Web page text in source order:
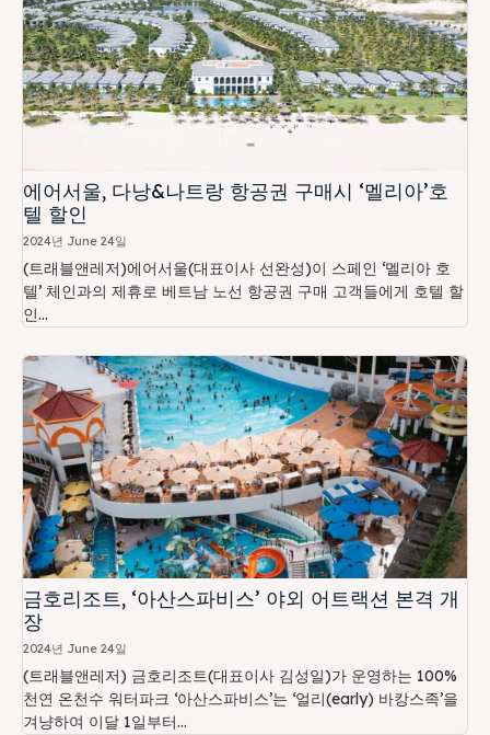
에어서울, 다낭&나트랑 항공권 구매시 ‘멜리아’호
텔 할인
2024년 June 24일
(트래블앤레저)에어서울(대표이사 선완성)이 스페인 ‘멜리아 호
텔’ 체인과의 제휴로 베트남 노선 항공권 구매 고객들에게 호텔 할
인...
금호리조트, ‘아산스파비스’ 야외 어트랙션 본격 개
장
2024년 June 24일
(트래블앤레저) 금호리조트(대표이사 김성일)가 운영하는 100%
천연 온천수 워터파크 ‘아산스파비스’는 ‘얼리(early) 바캉스족’을
겨냥하여 이달 1일부터...